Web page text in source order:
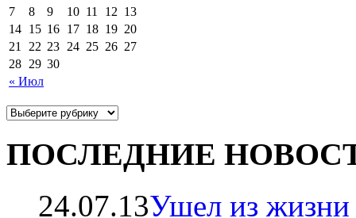
« Июл
7
8 9 10 11 12 13
14 15 16 17 18 19 20
21
22 23 24 25 26 27
28 29 30
ПОСЛЕДНИЕ
24.07.13Ушел из жизни